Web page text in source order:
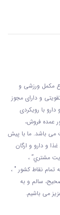
مکمل ورزشی و
و دارای مجوز
دارو با رويکردی
عمده فروش،
می باشد. ما با پيش
و دارو و ارگان
مشتري” ،
نقاط کشور " ،
سالم و به
می باشيم.